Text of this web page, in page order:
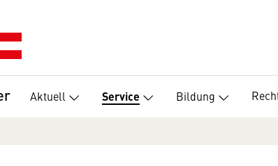
Aktuell Service Bildung